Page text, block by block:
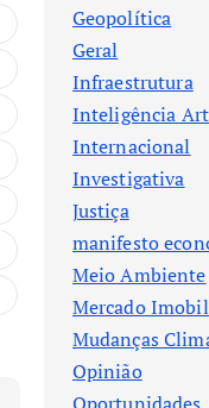
Geopolítica
Geral
Infraestrutura
Inteligência
Internacional
Investigativa
Justiça
manifesto
Meio Ambiente
Mercado
Mudanças
Opinião